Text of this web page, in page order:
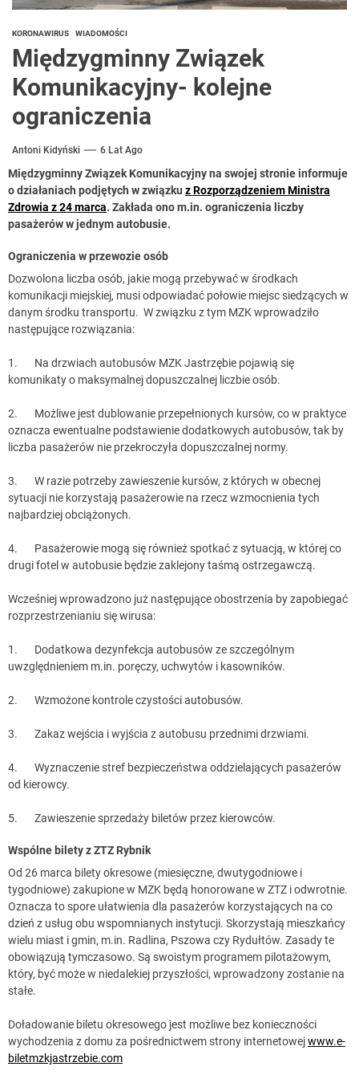
KORONAWIRUS WIADOMOŚCI
Międzygminny Związek
Komunikacyjny- kolejne
ograniczenia
Antoni Kidyński 6 Lat Ago
Międzygminny Związek Komunikacyjny na swojej stronie informuje
o działaniach podjętych w związku z Rozporządzeniem Ministra
Zdrowia z 24 marca. Zakłada ono m.in. ograniczenia liczby
pasażerów w jednym autobusie.
Ograniczenia w przewozie osób
Dozwolona liczba osób, jakie mogą przebywać w środkach
komunikacji miejskiej, musi odpowiadać połowie miejsc siedzących w
danym środku transportu. W związku z tym MZK wprowadziło
następujące rozwiązania:
1. Na drzwiach autobusów MZK Jastrzębie pojawią się
komunikaty o maksymalnej dopuszczalnej liczbie osób.
2. Możliwe jest dublowanie przepełnionych kursów, co w praktyce
oznacza ewentualne podstawienie dodatkowych autobusów, tak by
liczba pasażerów nie przekroczyła dopuszczalnej normy.
3. W razie potrzeby zawieszenie kursów, z których w obecnej
sytuacji nie korzystają pasażerowie na rzecz wzmocnienia tych
najbardziej obciążonych.
4. Pasażerowie mogą się również spotkać z sytuacją, w której co
drugi fotel w autobusie będzie zaklejony taśmą ostrzegawczą.
Wcześniej wprowadzono już następujące obostrzenia by zapobiegać
rozprzestrzenianiu się wirusa:
1. Dodatkowa dezynfekcja autobusów ze szczególnym
uwzględnieniem m.in. poręczy, uchwytów i kasowników.
2. Wzmożone kontrole czystości autobusów.
3. Zakaz wejścia i wyjścia z autobusu przednimi drzwiami.
4. Wyznaczenie stref bezpieczeństwa oddzielających pasażerów
od kierowcy.
5. Zawieszenie sprzedaży biletów przez kierowców.
Wspólne bilety z ZTZ Rybnik
Od 26 marca bilety okresowe (miesięczne, dwutygodniowe i
tygodniowe) zakupione w MZK będą honorowane w ZTZ i odwrotnie.
Oznacza to spore ułatwienia dla pasażerów korzystających na co
dzień z usług obu wspomnianych instytucji. Skorzystają mieszkańcy
wielu miast i gmin, m.in. Radlina, Pszowa czy Rydułtów. Zasady te
obowiązują tymczasowo. Są swoistym programem pilotażowym,
który, być może w niedalekiej przyszłości, wprowadzony zostanie na
stałe.
Doładowanie biletu okresowego jest możliwe bez konieczności
wychodzenia z domu za pośrednictwem strony internetowejwww.e-
biletmzkjastrzebie.com